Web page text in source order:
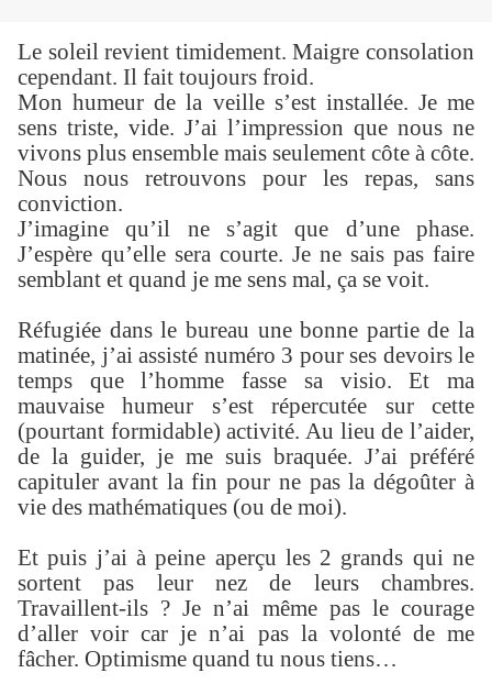
Le soleil revient timidement. Maigre consolation
cependant. Il fait toujours froid.
Mon humeur de la veille s’est installée. Je me
sens triste, vide. J’ai l’impression que nous ne
vivons plus ensemble mais seulement côte à côte.
Nous nous retrouvons pour les repas, sans
conviction.
J’imagine qu’il ne s’agit que d’une phase.
J’espère qu’elle sera courte. Je ne sais pas faire
semblant et quand je me sens mal, ça se voit.
Réfugiée dans le bureau une bonne partie de la
matinée, j’ai assisté numéro 3 pour ses devoirs le
temps que l’homme fasse sa visio. Et ma
mauvaise humeur s’est répercutée sur cette
(pourtant formidable) activité. Au lieu de l’aider,
de la guider, je me suis braquée. J’ai préféré
capituler avant la fin pour ne pas la dégoûter à
vie des mathématiques (ou de moi).
Et puis j’ai à peine aperçu les 2 grands qui ne
sortent pas leur nez de leurs chambres.
Travaillent-ils ? Je n’ai même pas le courage
d’aller voir car je n’ai pas la volonté de me
fâcher. Optimisme quand tu nous tiens…